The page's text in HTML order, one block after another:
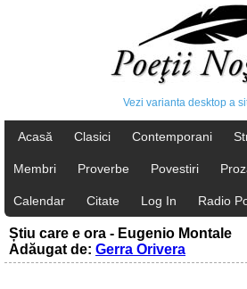
Vezi varianta desktop a
Acasă Clasici Contemporani
Membri Proverbe Povestiri
Calendar Citate Log In Radio
Știu care e ora - Eugenio Montale
Adăugat de: Gerra Orivera